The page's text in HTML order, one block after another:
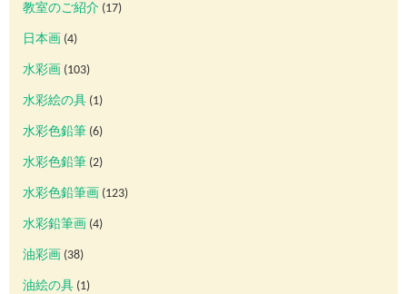
教室のご紹介 (17)
日本画 (4)
水彩画 (103)
水彩絵の具 (1)
水彩色鉛筆 (6)
水彩色鉛筆 (2)
水彩色鉛筆画 (123)
水彩鉛筆画 (4)
油彩画 (38)
油絵の具 (1)